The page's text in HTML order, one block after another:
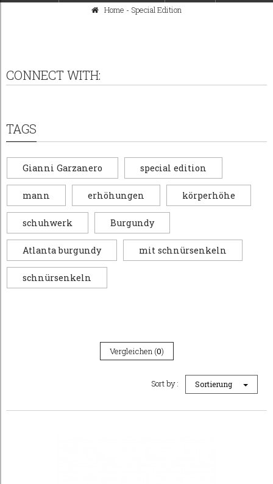
Home - Special Edition
CONNECT WITH:
TAGS
Gianni Garzanero special edition
mann erhöhungen körperhöhe
schuhwerk Burgundy
Atlanta burgundy mit schnürsenkeln
schnürsenkeln
Vergleichen (0)
Sort by : Sortierung